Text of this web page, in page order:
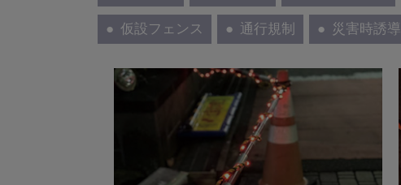
仮設フェンス 通行規制 災害時誘導